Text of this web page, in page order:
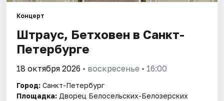
Площадки
Артисты
Рейтинги
Концерт
Штраус, Бетховен в Санкт-
Петербурге
18 октября 2026 • воскресенье • 16:00
Город: Санкт-Петербург
Площадка: Дворец Белосельских-Белозерских